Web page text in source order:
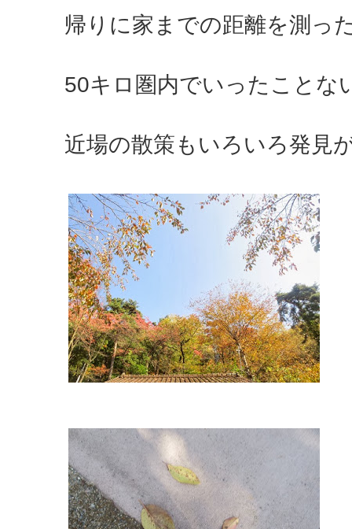
帰りに家までの距離を測っ
50キロ圏内でいったことな
近場の散策もいろいろ発見